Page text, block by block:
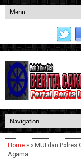
Home » » MUI dan
Agama